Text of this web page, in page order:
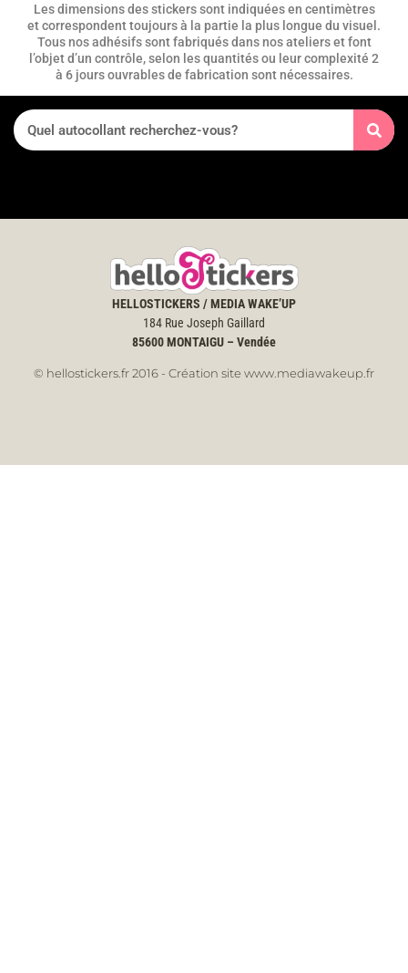
Les dimensions des stickers sont indiquées en centimètres
et correspondent toujours à la partie la plus longue du visuel.
Tous nos adhésifs sont fabriqués dans nos ateliers et font
l’objet d’un contrôle, selon les quantités ou leur complexité 2
à 6 jours ouvrables de fabrication sont nécessaires.
HELLOSTICKERS / MEDIA WAKE’UP
184 Rue Joseph Gaillard
85600MONTAIGU – Vendée
© hellostickers.fr 2016 - Création site www.mediawakeup.fr